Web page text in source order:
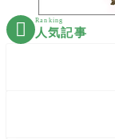
 Ranking
人気記事